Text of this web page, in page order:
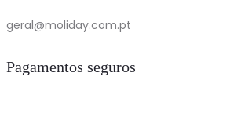
geral@moliday.com.pt
Pagamentos seguros